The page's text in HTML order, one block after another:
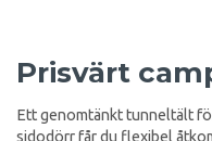
Prisvärt
Ett genomtänkt tunneltält
sidodörr får du flexibel